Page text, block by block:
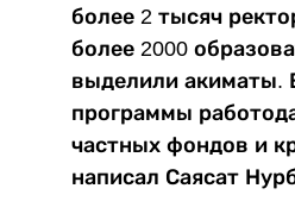
более 2 тысяч
более 2000
выделили акиматы.
программы
частных фондов и
написал Саясат